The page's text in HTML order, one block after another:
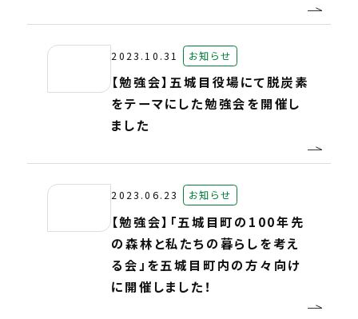
2023.10.31 お知らせ
【勉強会】五城目役場にて脱炭素
をテーマにした勉強会を開催し
ました
2023.06.23 お知らせ
【勉強会】「五城目町の100年先
の森林と私たちの暮らしを考え
る会」を五城目町内の方々向け
に開催しました！